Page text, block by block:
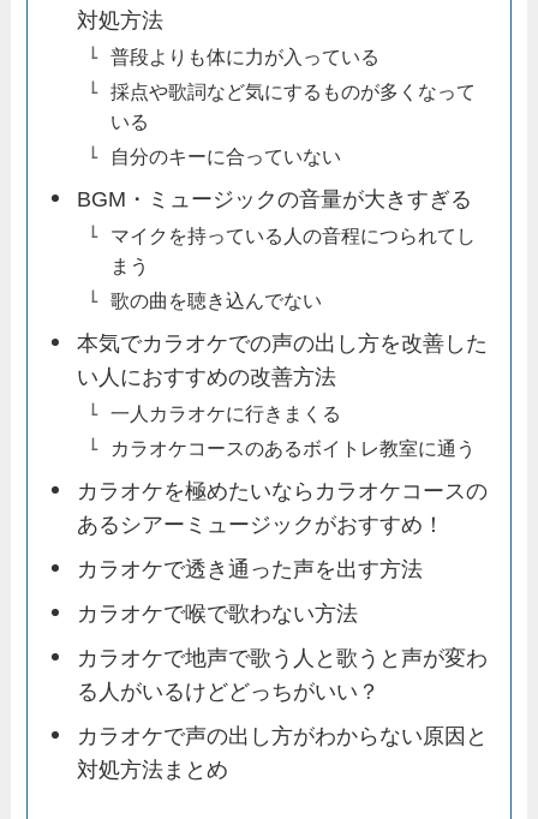
対処方法
普段よりも体に力が入っている
採点や歌詞など気にするものが多くなって
いる
自分のキーに合っていない
BGM・ミュージックの音量が大きすぎる
マイクを持っている人の音程につられてし
まう
歌の曲を聴き込んでない
本気でカラオケでの声の出し方を改善した
い人におすすめの改善方法
一人カラオケに行きまくる
カラオケコースのあるボイトレ教室に通う
カラオケを極めたいならカラオケコースの
あるシアーミュージックがおすすめ！
カラオケで透き通った声を出す方法
カラオケで喉で歌わない方法
カラオケで地声で歌う人と歌うと声が変わ
る人がいるけどどっちがいい？
カラオケで声の出し方がわからない原因と
対処方法まとめ